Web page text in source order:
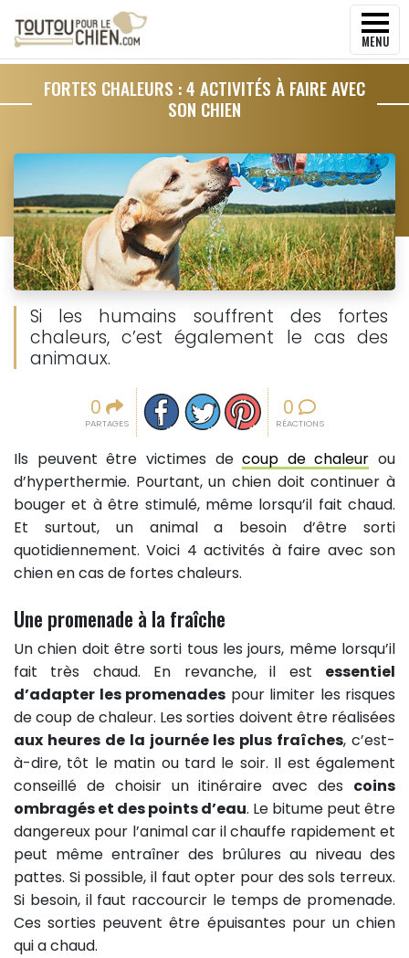
MENU
FORTES CHALEURS : 4 ACTIVITÉS À FAIRE AVEC
SON CHIEN
Si les humains souffrent des fortes
chaleurs, c’est également le cas des
animaux.
0
PARTAGES
Partager sur facebook
Partager sur Twitter
Epingler sur Pinterest
0
RÉACTIONS
Ils peuvent être victimes decoup de chaleur ou
d’hyperthermie. Pourtant, un chien doit continuer à
bouger et à être stimulé, même lorsqu’il fait chaud.
Et surtout, un animal a besoin d’être sorti
quotidiennement. Voici 4 activités à faire avec son
chien en cas de fortes chaleurs.
Une promenade à la fraîche
Un chien doit être sorti tous les jours, même lorsqu’il
fait très chaud. En revanche, il est essentiel
d’adapter les promenades pour limiter les risques
de coup de chaleur. Les sorties doivent être réalisées
aux heures de la journée les plus fraîches, c’est-
à-dire, tôt le matin ou tard le soir. Il est également
conseillé de choisir un itinéraire avec des coins
ombragés et des points d’eau. Le bitume peut être
dangereux pour l’animal car il chauffe rapidement et
peut même entraîner des brûlures au niveau des
pattes. Si possible, il faut opter pour des sols terreux.
Si besoin, il faut raccourcir le temps de promenade.
Ces sorties peuvent être épuisantes pour un chien
qui a chaud.